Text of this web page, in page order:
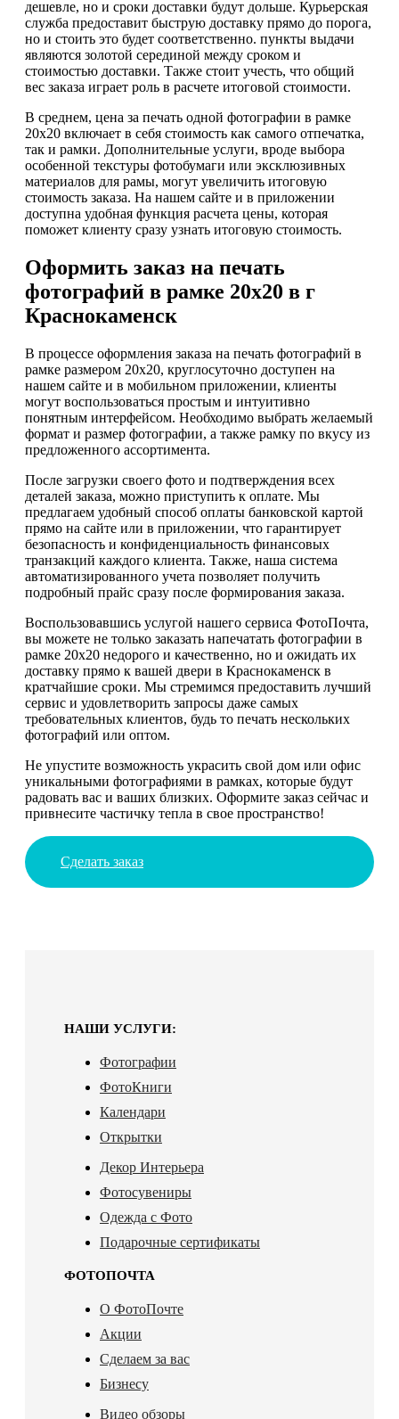
дешевле, но и сроки доставки будут дольше. Курьерская
служба предоставит быструю доставку прямо до порога,
но и стоить это будет соответственно. пункты выдачи
являются золотой серединой между сроком и
стоимостью доставки. Также стоит учесть, что общий
вес заказа играет роль в расчете итоговой стоимости.
В среднем, цена за печать одной фотографии в рамке
20х20 включает в себя стоимость как самого отпечатка,
так и рамки. Дополнительные услуги, вроде выбора
особенной текстуры фотобумаги или эксклюзивных
материалов для рамы, могут увеличить итоговую
стоимость заказа. На нашем сайте и в приложении
доступна удобная функция расчета цены, которая
поможет клиенту сразу узнать итоговую стоимость.
Оформить заказ на печать
фотографий в рамке 20х20 в г
Краснокаменск
В процессе оформления заказа на печать фотографий в
рамке размером 20х20, круглосуточно доступен на
нашем сайте и в мобильном приложении, клиенты
могут воспользоваться простым и интуитивно
понятным интерфейсом. Необходимо выбрать желаемый
формат и размер фотографии, а также рамку по вкусу из
предложенного ассортимента.
После загрузки своего фото и подтверждения всех
деталей заказа, можно приступить к оплате. Мы
предлагаем удобный способ оплаты банковской картой
прямо на сайте или в приложении, что гарантирует
безопасность и конфиденциальность финансовых
транзакций каждого клиента. Также, наша система
автоматизированного учета позволяет получить
подробный прайс сразу после формирования заказа.
Воспользовавшись услугой нашего сервиса ФотоПочта,
вы можете не только заказать напечатать фотографии в
рамке 20х20 недорого и качественно, но и ожидать их
доставку прямо к вашей двери в Краснокаменск в
кратчайшие сроки. Мы стремимся предоставить лучший
сервис и удовлетворить запросы даже самых
требовательных клиентов, будь то печать нескольких
фотографий или оптом.
Не упустите возможность украсить свой дом или офис
уникальными фотографиями в рамках, которые будут
радовать вас и ваших близких. Оформите заказ сейчас и
привнесите частичку тепла в свое пространство!
Сделать заказ
НАШИ УСЛУГИ:
Фотографии
ФотоКниги
Календари
Открытки
Декор Интерьера
Фотосувениры
Одежда с Фото
Подарочные сертификаты
ФОТОПОЧТА
О ФотоПочте
Акции
Сделаем за вас
Бизнесу
Видео обзоры